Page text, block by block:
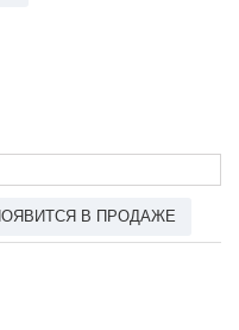
В ПРОДАЖЕ